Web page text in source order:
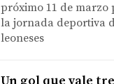
próximo 11 de
la jornada deportiva
leoneses
Un gol que vale